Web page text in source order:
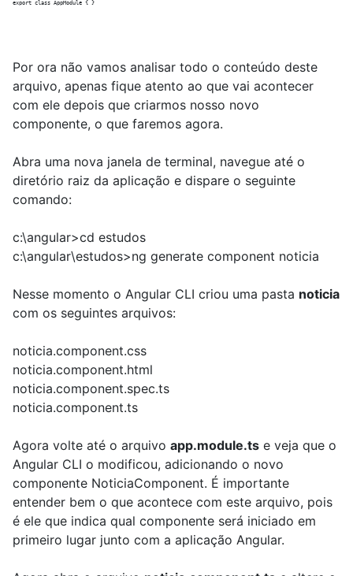
Por ora não vamos analisar todo o conteúdo deste
arquivo, apenas fique atento ao que vai acontecer
com ele depois que criarmos nosso novo
componente, o que faremos agora.
Abra uma nova janela de terminal, navegue até o
diretório raiz da aplicação e dispare o seguinte
comando:
c:\angular>cd estudos
c:\angular\estudos>ng generate component noticia
Nesse momento o Angular CLI criou uma pasta noticia
com os seguintes arquivos:
noticia.component.css
noticia.component.html
noticia.component.spec.ts
noticia.component.ts
Agora volte até o arquivo app.module.ts e veja que o
Angular CLI o modificou, adicionando o novo
componente NoticiaComponent. É importante
entender bem o que acontece com este arquivo, pois
é ele que indica qual componente será iniciado em
primeiro lugar junto com a aplicação Angular.